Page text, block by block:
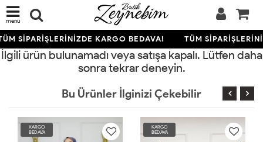
menü
SİPARİŞLERİNİZDE KARGO BEDAVA! TÜM
İlgili ürün bulunamadı veya satışa kapalı. Lütfen daha
sonra tekrar deneyin.
Bu Ürünler İlginizi Çekebilir
KARGO
BEDAVA
KARGO
BEDAVA